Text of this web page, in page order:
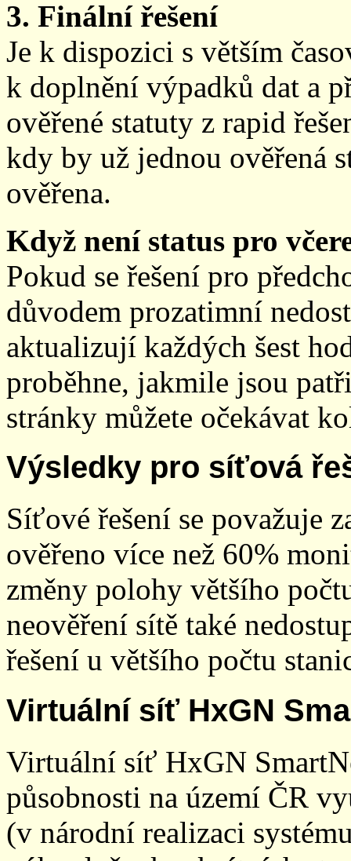
3. Finální řešení
Je k dispozici s větším
k doplnění výpadků dat a
ověřené statuty z rapid
kdy by už jednou ověřená
ověřena.
Když není status pro
Pokud se řešení pro
důvodem prozatimní
aktualizují každých šest
proběhne, jakmile jsou
stránky můžete očekávat
Výsledky pro síťová
Síťové řešení se považuje
ověřeno více než 60%
změny polohy většího
neověření sítě také
řešení u většího počtu
Virtuální síť HxGN
Virtuální síť HxGN
působnosti na území ČR
(v národní realizaci